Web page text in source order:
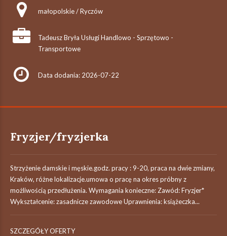
małopolskie / Ryczów
Tadeusz Bryła Usługi Handlowo - Sprzętowo -
Transportowe
Data dodania: 2026-07-22
Fryzjer/fryzjerka
Strzyżenie damskie i męskie.godz. pracy : 9-20, praca na dwie zmiany,
Kraków, różne lokalizacje.umowa o pracę na okres próbny z
możliwością przedłużenia. Wymagania konieczne: Zawód: Fryzjer*
Wykształcenie: zasadnicze zawodowe Uprawnienia: książeczka...
SZCZEGÓŁY OFERTY